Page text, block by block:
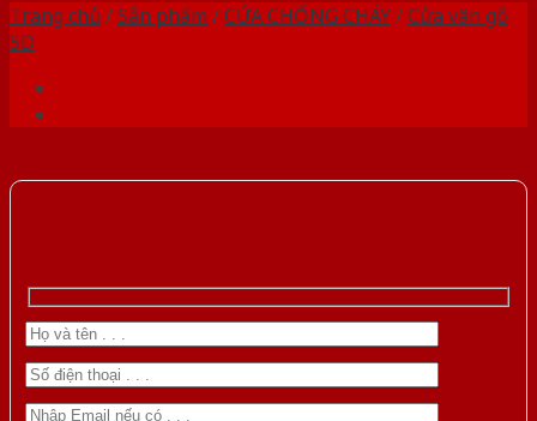
Trang chủ /Sản phẩm /CỬA CHỐNG CHÁY/Cửa vân gỗ
5D